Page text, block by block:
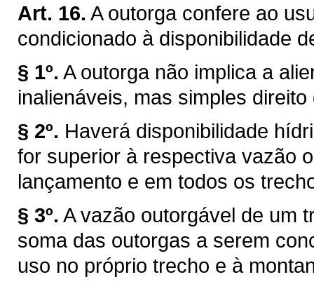
Art. 16. A outorga confere ao
condicionado à disponibilidade
§ 1º. A outorga não implica a
inalienáveis, mas simples direito
§ 2º. Haverá disponibilidade
for superior à respectiva vazão
lançamento e em todos os
§ 3º. A vazão outorgável de um
soma das outorgas a serem
uso no próprio trecho e à